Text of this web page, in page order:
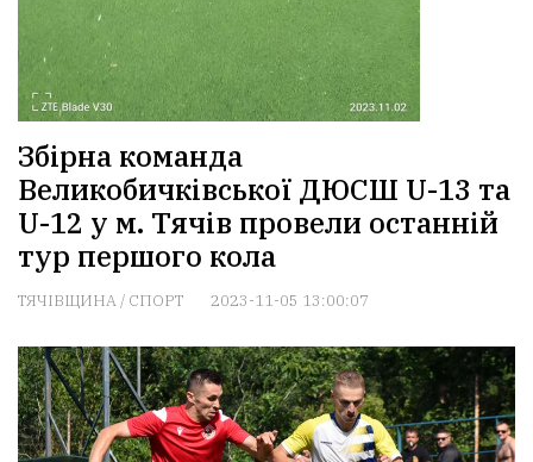
Збірна команда
Великобичківської ДЮСШ U-13 та
U-12 у м. Тячів провели останній
тур першого кола
ТЯЧІВЩИНА/ СПОРТ 2023-11-05 13:00:07